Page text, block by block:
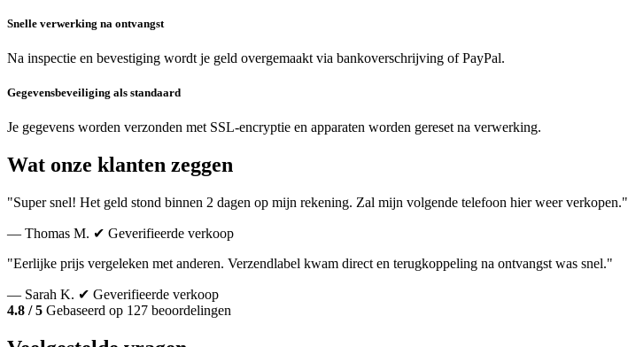
Snelle verwerking na ontvangst
Na inspectie en bevestiging wordt je geld overgemaakt via bankoverschrijving of PayPal.
Gegevensbeveiliging als standaard
Je gegevens worden verzonden met SSL-encryptie en apparaten worden gereset na verwerking.
Wat onze klanten zeggen
"Super snel! Het geld stond binnen 2 dagen op mijn rekening. Zal mijn volgende telefoon hier weer verkopen."
— Thomas M. ✔ Geverifieerde verkoop
"Eerlijke prijs vergeleken met anderen. Verzendlabel kwam direct en terugkoppeling na ontvangst was snel."
— Sarah K. ✔ Geverifieerde verkoop
4.8 / 5 Gebaseerd op 127 beoordelingen